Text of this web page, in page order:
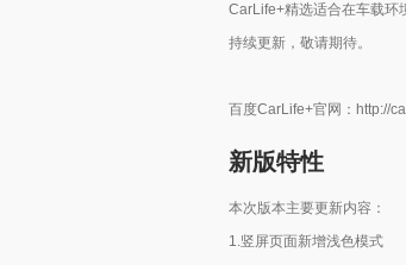
CarLife+精选适合在车载环
持续更新，敬请期待。
百度CarLife+官网：http://
新版特性
本次版本主要更新内容：
1.竖屏页面新增浅色模式